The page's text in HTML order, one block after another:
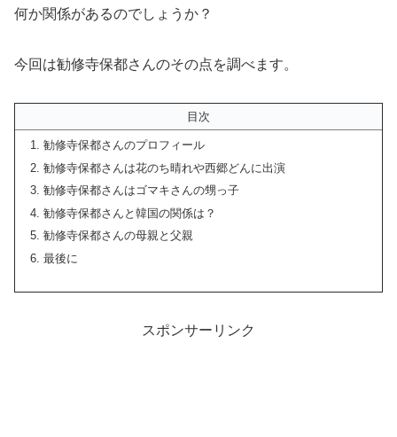
何か関係があるのでしょうか？
今回は勧修寺保都さんのその点を調べます。
目次
勧修寺保都さんのプロフィール
勧修寺保都さんは花のち晴れや西郷どんに出演
勧修寺保都さんはゴマキさんの甥っ子
勧修寺保都さんと韓国の関係は？
勧修寺保都さんの母親と父親
最後に
スポンサーリンク